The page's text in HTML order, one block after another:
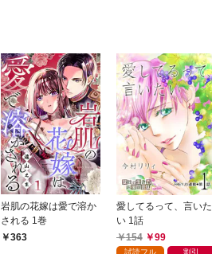
岩肌の花嫁は愛で溶か
される 1巻
363
愛してるって、言いた
い 1話
154
99
試読フル 割引